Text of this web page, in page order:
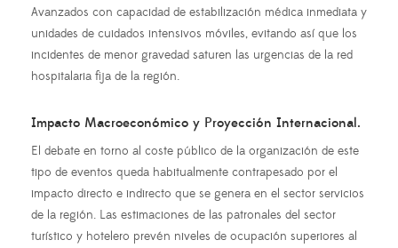
Avanzados con capacidad de estabilización médica inmediata y
unidades de cuidados intensivos móviles, evitando así que los
incidentes de menor gravedad saturen las urgencias de la red
hospitalaria fija de la región.
Impacto Macroeconómico y Proyección Internacional.
El debate en torno al coste público de la organización de este
tipo de eventos queda habitualmente contrapesado por el
impacto directo e indirecto que se genera en el sector servicios
de la región. Las estimaciones de las patronales del sector
turístico y hotelero prevén niveles de ocupación superiores al